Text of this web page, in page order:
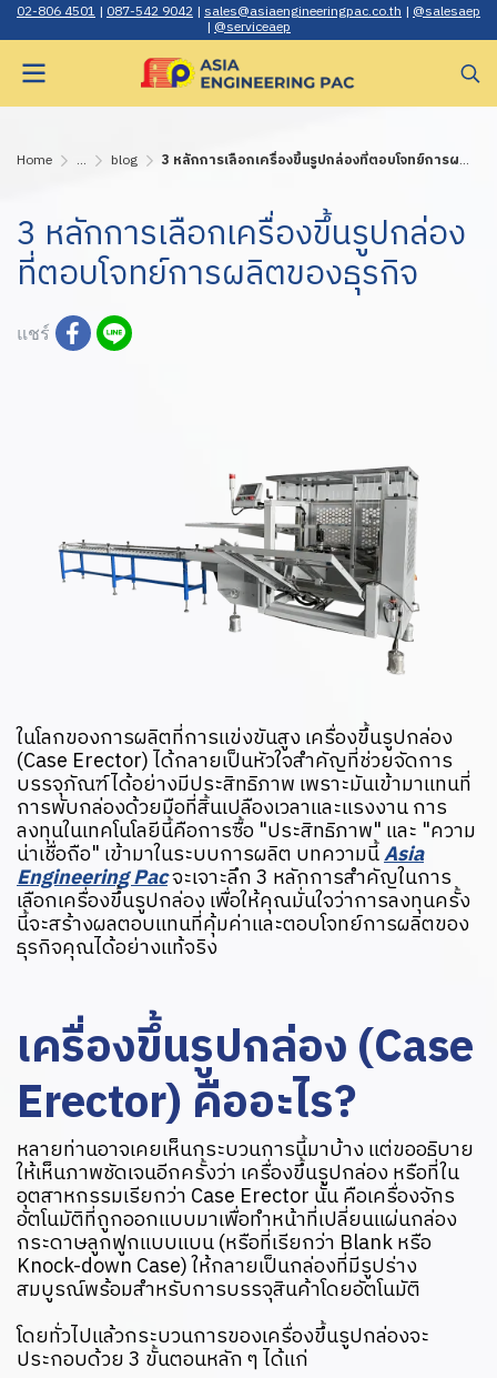
02-806 4501 | 087-542 9042 | sales@asiaengineerin gpac.co.th | @salesaep
| @serviceaep
Home ... blog 3 หลักการเลือกเครื่องขึ้นรูปกล่องที่ตอบโจทย์การผลิตของธุรกิจ
3 หลักการเลือกเครื่องขึ้นรูปกล่อง
ที่ตอบโจทย์การผลิตของธุรกิจ
แชร์
ในโลกของการผลิตที่การแข่งขันสูง เครื่องขึ้นรูปกล่อง
(Case Erector) ได้กลายเป็นหัวใจสำคัญที่ช่วยจัดการ
บรรจุภัณฑ์ได้อย่างมีประสิทธิภาพ เพราะมันเข้ามาแทนที่
การพับกล่องด้วยมือที่สิ้นเปลืองเวลาและแรงงาน การ
ลงทุนในเทคโนโลยีนี้คือการซื้อ "ประสิทธิภาพ" และ "ความ
น่าเชื่อถือ" เข้ามาในระบบการผลิต บทความนี้Asia
Engineering Pacจะเจาะลึก 3 หลักการสำคัญในการ
เลือกเครื่องขึ้นรูปกล่อง เพื่อให้คุณมั่นใจว่าการลงทุนครั้ง
นี้จะสร้างผลตอบแทนที่คุ้มค่าและตอบโจทย์การผลิตของ
ธุรกิจคุณได้อย่างแท้จริง
เครื่องขึ้นรูปกล่อง (Case
Erector) คืออะไร?
หลายท่านอาจเคยเห็นกระบวนการนี้มาบ้าง แต่ขออธิบาย
ให้เห็นภาพชัดเจนอีกครั้งว่า เครื่องขึ้นรูปกล่อง หรือที่ใน
อุตสาหกรรมเรียกว่า Case Erector นั้น คือเครื่องจักร
อัตโนมัติที่ถูกออกแบบมาเพื่อทำหน้าที่เปลี่ยนแผ่นกล่อง
กระดาษลูกฟูกแบบแบน (หรือที่เรียกว่า Blank หรือ
Knock-down Case) ให้กลายเป็นกล่องที่มีรูปร่าง
สมบูรณ์พร้อมสำหรับการบรรจุสินค้าโดยอัตโนมัติ
โดยทั่วไปแล้วกระบวนการของเครื่องขึ้นรูปกล่องจะ
ประกอบด้วย 3 ขั้นตอนหลัก ๆ ได้แก่